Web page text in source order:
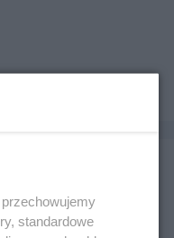
standardowe